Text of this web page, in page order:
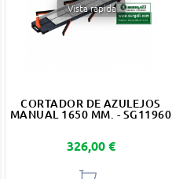
Vista rápida
CORTADOR DE AZULEJOS
MANUAL 1650 MM. - SG11960
Precio
326,00 €